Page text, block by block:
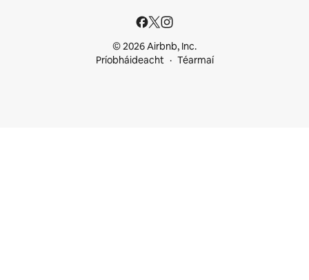
© 2026 Airbnb, Inc.
Príobháideacht
Téarmaí